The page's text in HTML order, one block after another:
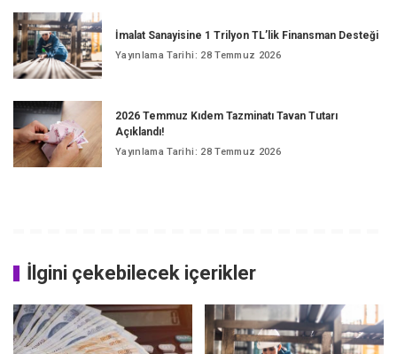
İmalat Sanayisine 1 Trilyon TL’lik Finansman Desteği
Yayınlama Tarihi: 28 Temmuz 2026
2026 Temmuz Kıdem Tazminatı Tavan Tutarı
Açıklandı!
Yayınlama Tarihi: 28 Temmuz 2026
İlgini çekebilecek içerikler